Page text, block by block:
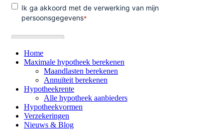
Home
Maximale hypotheek berekenen
Maandlasten berekenen
Annuïteit berekenen
Hypotheekrente
Alle hypotheek aanbieders
Hypotheekvormen
Verzekeringen
Nieuws & Blog